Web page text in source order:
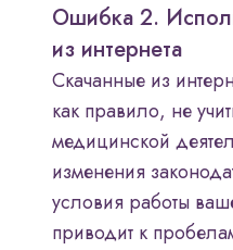
Ошибка 2.
из интернета
Скачанные из
как правило, не
медицинской
изменения
условия работы
приводит к